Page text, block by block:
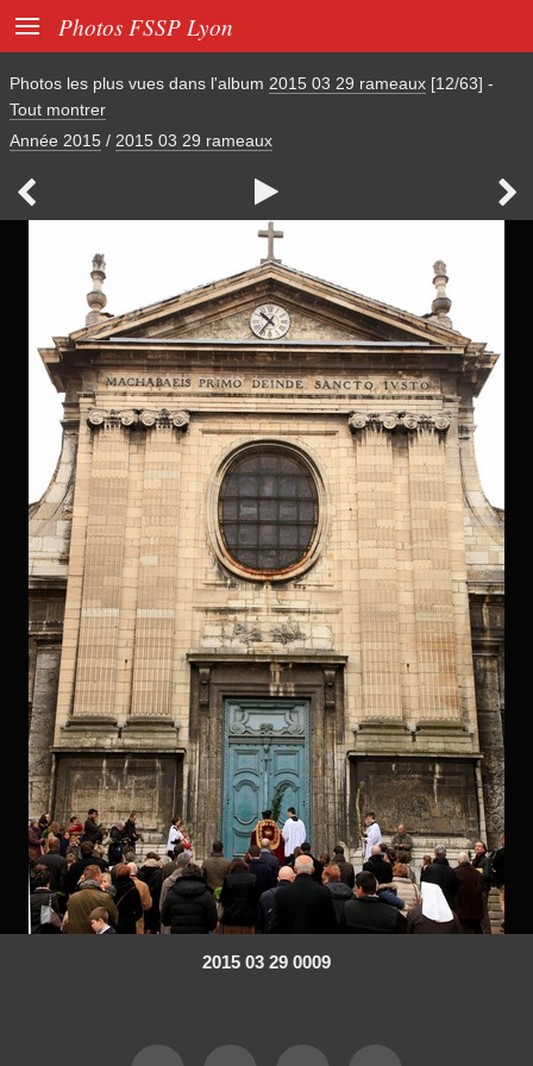
 Photos FSSP Lyon
Photos les plus vues dans l'album 2015 03 29 rameaux [12/63] -
Tout montrer
Année 2015 / 2015 03 29 rameaux
  
2015 03 29 0009